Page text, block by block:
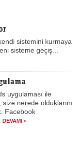
sistemini kurmaya
sisteme geçiş...
uygulaması ile
size nerede olduklarını
Facebook
DEVAMI »